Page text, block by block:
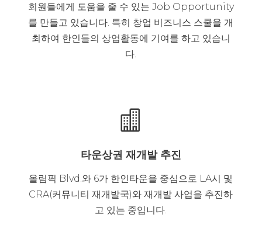
회원들에게 도움을 줄 수 있는 Job Opportunity
를 만들고 있습니다. 특히 창업 비즈니스 스쿨을 개
최하여 한인들의 상업활동에 기여를 하고 있습니
다.

타운상권 재개발 추진
올림픽 Blvd.와 6가 한인타운을 중심으로 LA시 및
CRA(커뮤니티 재개발국)와 재개발 사업을 추진하
고 있는 중입니다.